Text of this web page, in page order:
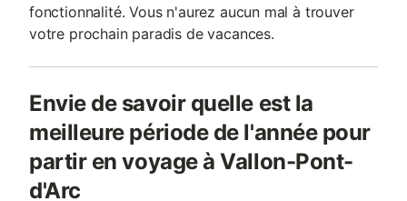
fonctionnalité. Vous n'aurez aucun mal à trouver
votre prochain paradis de vacances.
Envie de savoir quelle est la
meilleure période de l'année pour
partir en voyage à Vallon-Pont-
d'Arc